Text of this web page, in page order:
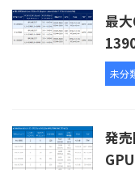
最
未分
発